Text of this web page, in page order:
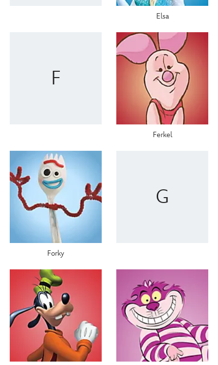
Elsa
F
Ferkel
Forky
G